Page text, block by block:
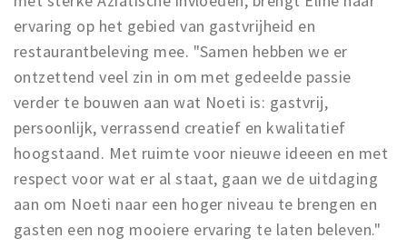
ervaring op het gebied van gastvrijheid en
restaurantbeleving mee. "Samen hebben we er
ontzettend veel zin in om met gedeelde passie
verder te bouwen aan wat Noeti is: gastvrij,
persoonlijk, verrassend creatief en kwalitatief
hoogstaand. Met ruimte voor nieuwe ideeen en met
respect voor wat er al staat, gaan we de uitdaging
aan om Noeti naar een hoger niveau te brengen en
gasten een nog mooiere ervaring te laten beleven."